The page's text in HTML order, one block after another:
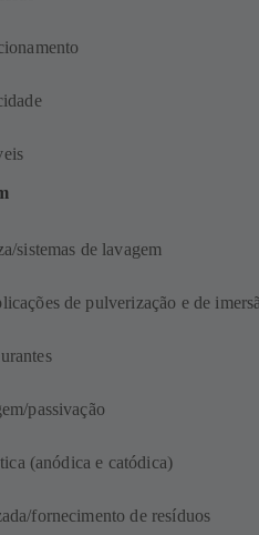
sistemas de lavagem
de pulverização e de
passivação
(anódica e catódica)
fornecimento de resíduos